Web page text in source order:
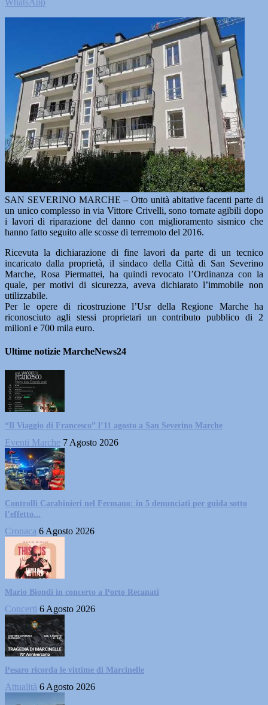
WhatsApp
SAN SEVERINO MARCHE – Otto unità abitative facenti parte di
un unico complesso in via Vittore Crivelli, sono tornate agibili dopo
i lavori di riparazione del danno con miglioramento sismico che
hanno fatto seguito alle scosse di terremoto del 2016.
Ricevuta la dichiarazione di fine lavori da parte di un tecnico
incaricato dalla proprietà, il sindaco della Città di San Severino
Marche, Rosa Piermattei, ha quindi revocato l’Ordinanza con la
quale, per motivi di sicurezza, aveva dichiarato l’immobile non
utilizzabile.
Per le opere di ricostruzione l’Usr della Regione Marche ha
riconosciuto agli stessi proprietari un contributo pubblico di 2
milioni e 700 mila euro.
Ultime notizie MarcheNews24
“Il Viaggio di Francesco” l’11 agosto a San Severino Marche
Eventi Marche 7 Agosto 2026
Controlli Carabinieri nel Fermano: in 5 denunciati per guida sotto
l’effetto...
Cronaca 6 Agosto 2026
Mario Biondi in concerto a Porto Recanati
Concerti 6 Agosto 2026
Pesaro ricorda le vittime di Marcinelle
Attualità 6 Agosto 2026